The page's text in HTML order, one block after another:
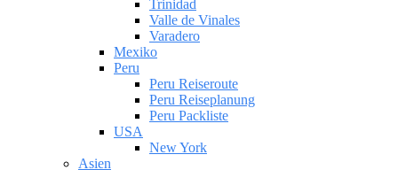
Trinidad
Valle de Vinales
Varadero
Mexiko
Peru
Peru Reiseroute
Peru Reiseplanung
Peru Packliste
USA
New York
Asien